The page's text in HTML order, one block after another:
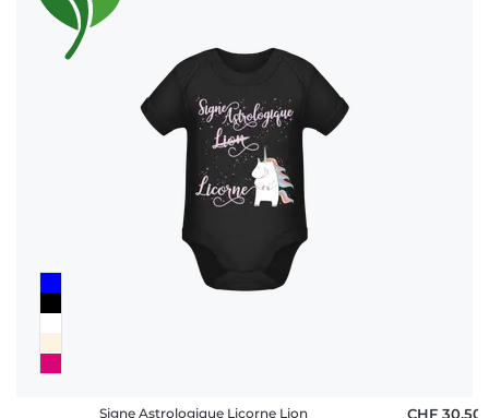
Signe Astrologique Licorne Lion CHF 30,50